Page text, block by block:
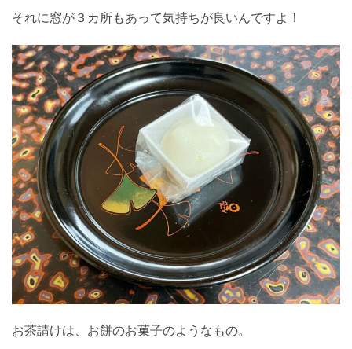
それに窓が３カ所もあって気持ちが良いんですよ！
お茶請けは、お餅のお菓子のようなもの。